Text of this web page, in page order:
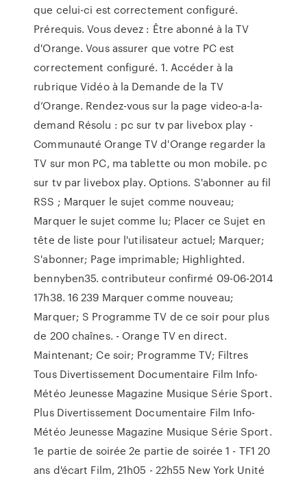
que celui-ci est correctement configuré.
Prérequis. Vous devez : Être abonné à la TV
d'Orange. Vous assurer que votre PC est
correctement configuré. 1. Accéder à la
rubrique Vidéo à la Demande de la TV
d’Orange. Rendez-vous sur la page video-a-la-
demand Résolu : pc sur tv par livebox play -
Communauté Orange TV d'Orange regarder la
TV sur mon PC, ma tablette ou mon mobile. pc
sur tv par livebox play. Options. S'abonner au fil
RSS ; Marquer le sujet comme nouveau;
Marquer le sujet comme lu; Placer ce Sujet en
tête de liste pour l'utilisateur actuel; Marquer;
S'abonner; Page imprimable; Highlighted.
bennyben35. contributeur confirmé ‎09-06-2014
17h38. 16 239 Marquer comme nouveau;
Marquer; S Programme TV de ce soir pour plus
de 200 chaînes. - Orange TV en direct.
Maintenant; Ce soir; Programme TV; Filtres
Tous Divertissement Documentaire Film Info-
Météo Jeunesse Magazine Musique Série Sport.
Plus Divertissement Documentaire Film Info-
Météo Jeunesse Magazine Musique Série Sport.
1e partie de soirée 2e partie de soirée 1 - TF1 20
ans d'écart Film, 21h05 - 22h55 New York Unité